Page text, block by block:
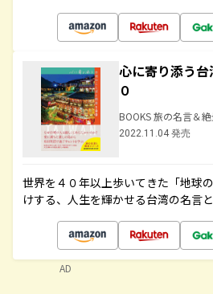
心に寄り添う
０
BOOKS 旅の名言＆
2022.11.04 発売
世界を４０年以上歩いてきた「地球
けする、人生を輝かせる台湾の名言
AD